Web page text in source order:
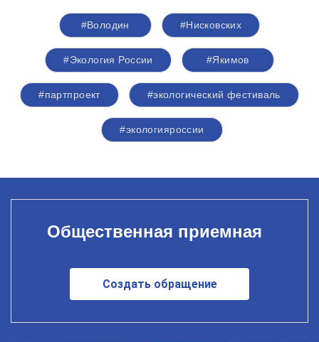
#Володин #Нисковских
#Экология России #Якимов
#партпроект #экологический фестиваль
#экологияроссии
Общественная приемная
Создать обращение